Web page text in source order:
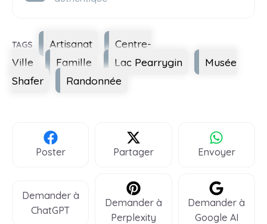
Étiquettes
Artisanat
Centre-
Ville
Famille Lac Pearrygin
Musée
Shafer
Randonnée
Poster Partager Envoyer
Demander à
ChatGPT
Demander à
Perplexity
Demander à
Google AI